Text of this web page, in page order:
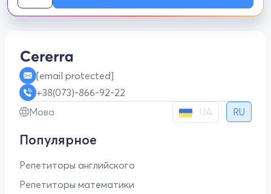
[email protected]
+38(073)-866-92-22
Мова
UA RU
Популярное
Репетиторы английского
Репетиторы математики